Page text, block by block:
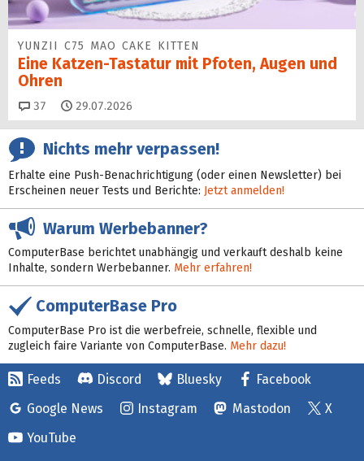
YUNZII C75 MAO CAKE KITTEN
Eine Katzen-Tastatur mit Pfoten, Augen und
Ohren
37 Kommentare
29.07.2026
Nichts mehr verpassen!
Erhalte eine Push-Benachrichtigung (oder einen Newsletter) bei
Erscheinen neuer Tests und Berichte: Jetzt anmelden!
Warum Werbebanner?
ComputerBase berichtet unabhängig und verkauft deshalb keine
Inhalte, sondern Werbebanner. Mehr erfahren!
ComputerBase Pro
ComputerBase Pro ist die werbefreie, schnelle, flexible und
zugleich faire Variante von ComputerBase. Mehr dazu!
Feeds Discord Bluesky
Facebook
Google News
Instagram Mastodon
X
YouTube